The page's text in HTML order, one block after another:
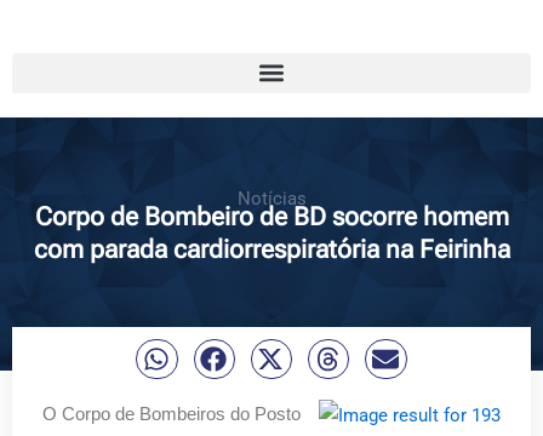
Notícias
Corpo de Bombeiro de BD socorre homem
com parada cardiorrespiratória na Feirinha
O Corpo de Bombeiros do Posto